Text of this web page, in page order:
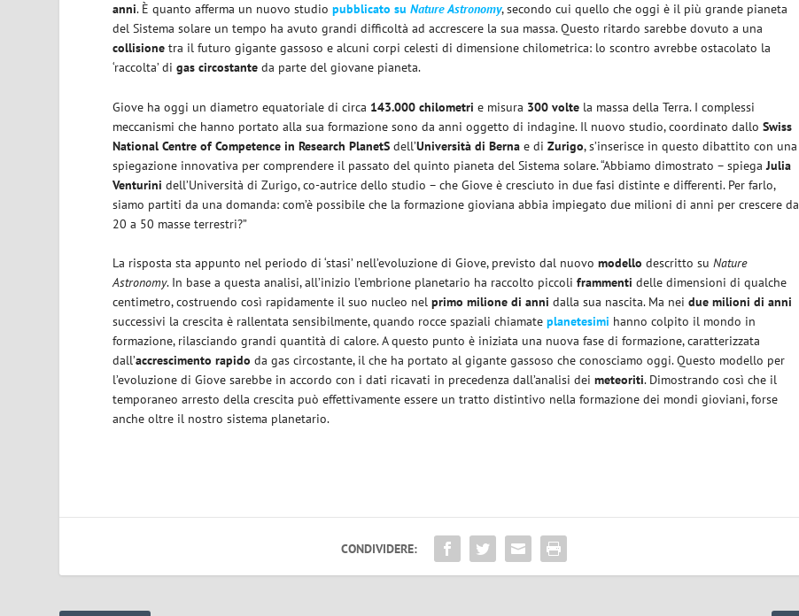
anni. È quanto afferma un nuovo studiopubblicato suNature Astronomy, secondo cui quello che oggi è il più grande pianeta
del Sistema solare un tempo ha avuto grandi difficoltà ad accrescere la sua massa. Questo ritardo sarebbe dovuto a una
collisione tra il futuro gigante gassoso e alcuni corpi celesti di dimensione chilometrica: lo scontro avrebbe ostacolato la
‘raccolta’ digas circostante da parte del giovane pianeta.
Giove ha oggi un diametro equatoriale di circa 143.000 chilometri e misura 300 volte la massa della Terra. I complessi
meccanismi che hanno portato alla sua formazione sono da anni oggetto di indagine. Il nuovo studio, coordinato dalloSwiss
National Centre of Competence in Research PlanetS dell’Università di Bernae diZurigo, s’inserisce in questo dibattito con una
spiegazione innovativa per comprendere il passato del quinto pianeta del Sistema solare. “Abbiamo dimostrato – spiegaJulia
Venturini dell’Università di Zurigo, co-autrice dello studio – che Giove è cresciuto in due fasi distinte e differenti. Per farlo,
siamo partiti da una domanda: com’è possibile che la formazione gioviana abbia impiegato due milioni di anni per crescere da
20 a 50 masse terrestri?”
La risposta sta appunto nel periodo di ‘stasi’ nell’evoluzione di Giove, previsto dal nuovomodello descritto suNature
Astronomy. In base a questa analisi, all’inizio l’embrione planetario ha raccolto piccoliframmenti delle dimensioni di qualche
centimetro, costruendo così rapidamente il suo nucleo nelprimo milione di anni dalla sua nascita. Ma neidue milioni di anni
successivi la crescita è rallentata sensibilmente, quando rocce spaziali chiamateplanetesimi hanno colpito il mondo in
formazione, rilasciando grandi quantità di calore. A questo punto è iniziata una nuova fase di formazione, caratterizzata
dall’accrescimento rapidoda gas circostante, il che ha portato al gigante gassoso che conosciamo oggi. Questo modello per
l’evoluzione di Giove sarebbe in accordo con i dati ricavati in precedenza dall’analisi deimeteoriti. Dimostrando così che il
temporaneo arresto della crescita può effettivamente essere un tratto distintivo nella formazione dei mondi gioviani, forse
anche oltre il nostro sistema planetario.
CONDIVIDERE: